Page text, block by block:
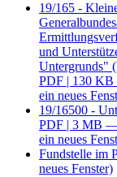
19/165 -
und
Untergrunds"
PDF | 130 KB
ein neues
19/16500 -
PDF | 3 MB —
ein neues
Fundstelle im
neues Fenster)